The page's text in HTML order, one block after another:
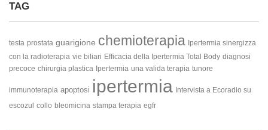
TAG
testa prostata guarigione chemioterapia Ipertermia sinergizza
con la radioterapia vie biliari Efficacia della Ipertermia Total Body diagnosi
precoce chirurgia plastica Ipertermia una valida terapia tunore
immunoterapia apoptosi ipertermia Intervista a Ecoradio su
escozul collo bleomicina stampa terapia egfr